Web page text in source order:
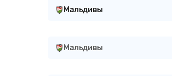
Мальдивы
Мальдивы